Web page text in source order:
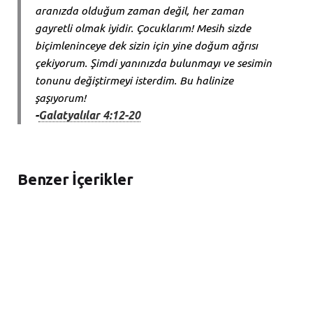
aranızda olduğum zaman değil, her zaman
gayretli olmak iyidir. Çocuklarım! Mesih sizde
biçimleninceye dek sizin için yine doğum ağrısı
çekiyorum. Şimdi yanınızda bulunmayı ve sesimin
tonunu değiştirmeyi isterdim. Bu halinize
şaşıyorum!
-Galatyalılar 4:12-20
Benzer İçerikler